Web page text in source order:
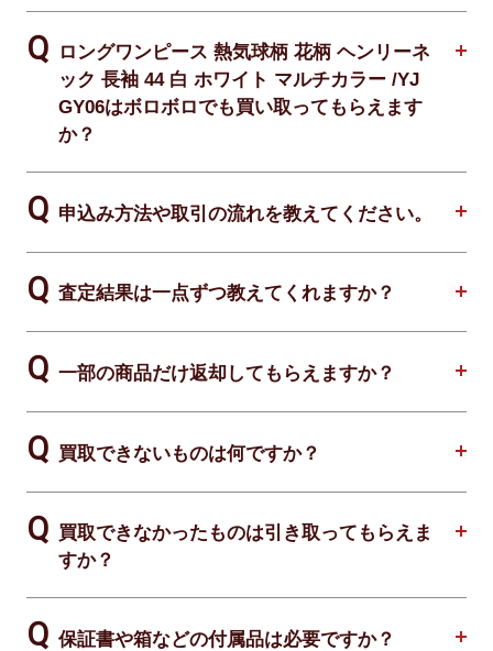
ロングワンピース 熱気球柄 花柄 ヘンリーネ
ック 長袖 44 白 ホワイト マルチカラー /YJ
GY06はボロボロでも買い取ってもらえます
か？
申込み方法や取引の流れを教えてください。
査定結果は一点ずつ教えてくれますか？
一部の商品だけ返却してもらえますか？
買取できないものは何ですか？
買取できなかったものは引き取ってもらえま
すか？
保証書や箱などの付属品は必要ですか？